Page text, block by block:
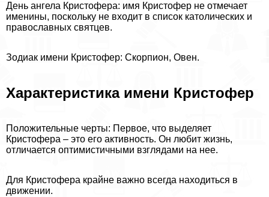
День ангела Кристофера: имя Кристофер не отмечает
именины, поскольку не входит в список католических и
православных святцев.
Зодиак имени Кристофер: Скорпион, Овен.
Хаpaктеристика имени Кристофер
Положительные черты: Первое, что выделяет
Кристофера – это его активность. Он любит жизнь,
отличается оптимистичными взглядами на нее.
Для Кристофера крайне важно всегда находиться в
движении.